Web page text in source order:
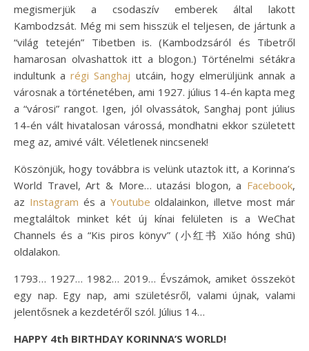
megismerjük a csodaszív emberek által lakott
Kambodzsát. Még mi sem hisszük el teljesen, de jártunk a
“világ tetején” Tibetben is. (Kambodzsáról és Tibetről
hamarosan olvashattok itt a blogon.) Történelmi sétákra
indultunk arégi Sanghaj utcáin, hogy elmerüljünk annak a
városnak a történetében, ami 1927. július 14-én kapta meg
a “városi” rangot. Igen, jól olvassátok, Sanghaj pont július
14-én vált hivatalosan várossá, mondhatni ekkor született
meg az, amivé vált. Véletlenek nincsenek!
Köszönjük, hogy továbbra is velünk utaztok itt, a Korinna’s
World Travel, Art & More… utazási blogon, a Facebook,
az Instagram és a Youtube oldalainkon, illetve most már
megtaláltok minket két új kínai felületen is a WeChat
Channels és a “Kis piros könyv” (小红书 Xiǎo hóng shū)
oldalakon.
1793… 1927… 1982… 2019… Évszámok, amiket összeköt
egy nap. Egy nap, ami születésről, valami újnak, valami
jelentősnek a kezdetéről szól. Július 14…
HAPPY 4th BIRTHDAY KORINNA’S WORLD!